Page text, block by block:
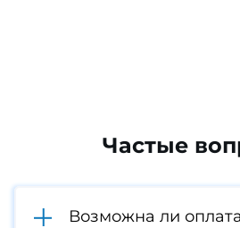
Частые
Возможна ли